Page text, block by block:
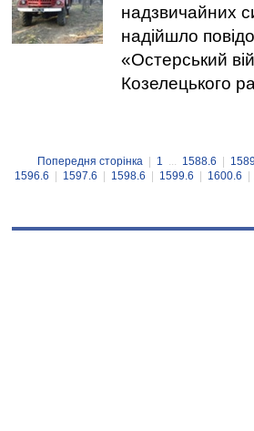
надзвичайних
надійшло
«Остерський
Козелецького
Попередня сторінка 1 ... 1588.6
1596.6
1597.6 1598.6 1599.6 1600.6 |